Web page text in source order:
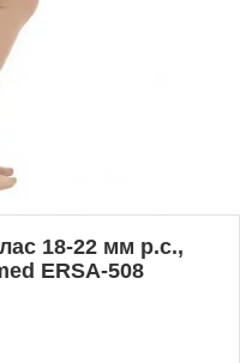
18-22 мм р.с.,
ERSA-508